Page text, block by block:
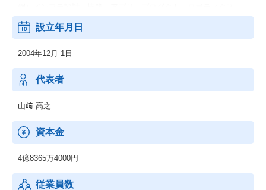
等
機械・電子・電気・ソフトウェアの技術者特定派遣
例）次世代自動車・デジタル家電・ロボティクス・医療機器の研
究開発、生産、技術開発
設立年月日
2004年12月 1日
代表者
山﨑 高之
資本金
4億8365万4000円
従業員数